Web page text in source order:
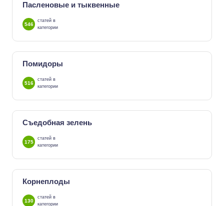
Пасленовые и тыквенные
546
статей в
категории
Помидоры
516
статей в
категории
Съедобная зелень
175
статей в
категории
Корнеплоды
130
статей в
категории